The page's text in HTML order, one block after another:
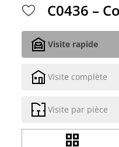
C0436 –
Visite rapide
Visite complète
Visite par pièce